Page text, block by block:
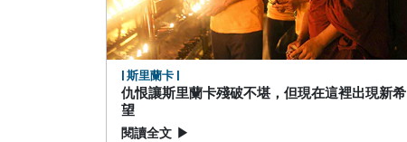
| 斯里蘭卡 |
仇恨讓斯里蘭卡殘破不堪，但現在這裡出現新希
望
閱讀全文 ▶